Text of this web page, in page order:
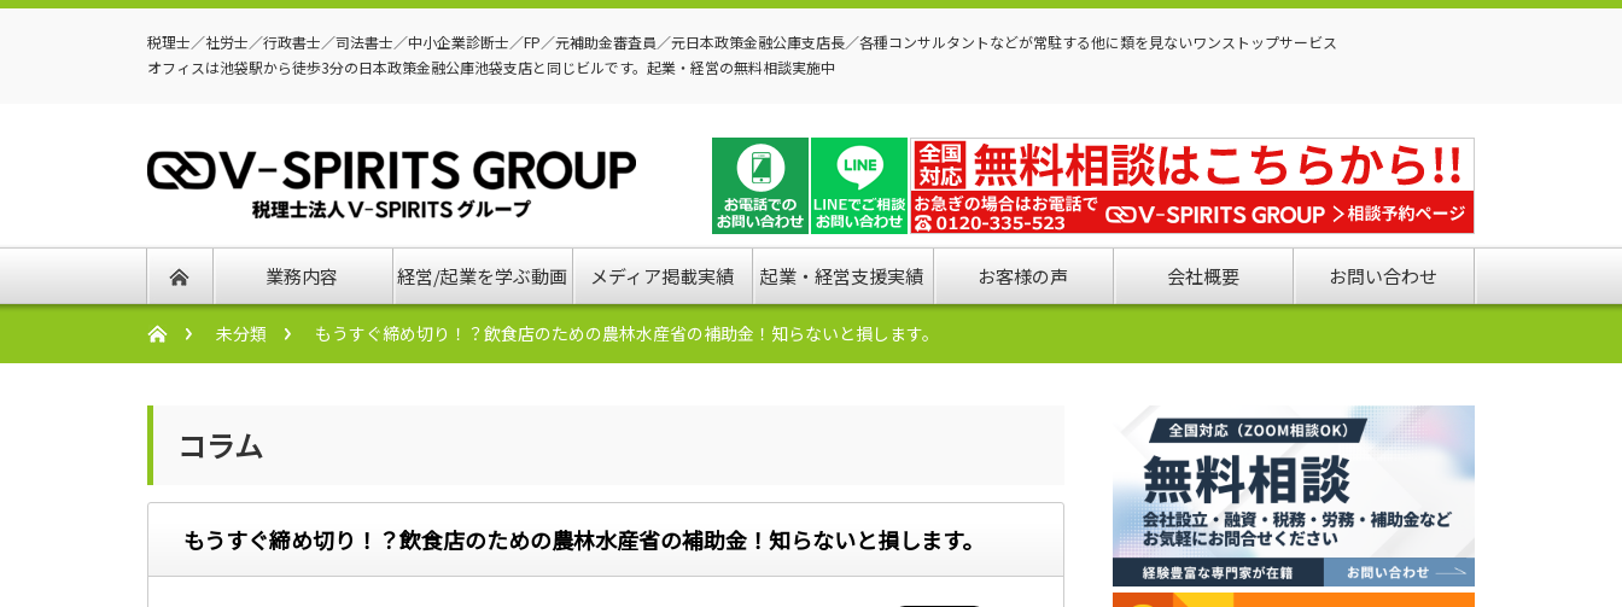
税理士／社労士／行政書士／司法書士／中小企業診断士／FP／元補助金審査員／元日本政策金融公庫支店長／各種コンサルタントなどが常駐する他に類を見ないワンストップサービス
オフィスは池袋駅から徒歩3分の日本政策金融公庫池袋支店と同じビルです。起業・経営の無料相談実施中
業務内容 経営/起業を学ぶ動画 メディア掲載実績 起業・経営支援実績 お客様の声 会社概要 お問い合わせ
未分類 もうすぐ締め切り！？飲食店のための農林水産省の補助金！知らないと損します。
コラム
もうすぐ締め切り！？飲食店のための農林水産省の補助金！知らないと損します。